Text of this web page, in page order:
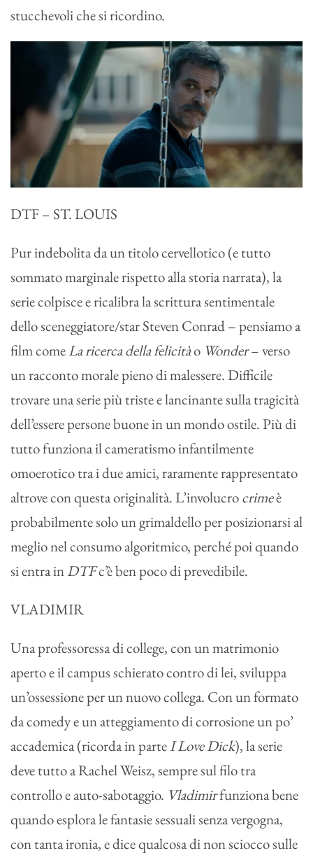
stucchevoli che si ricordino.
DTF – ST. LOUIS
Pur indebolita da un titolo cervellotico (e tutto
sommato marginale rispetto alla storia narrata), la
serie colpisce e ricalibra la scrittura sentimentale
dello sceneggiatore/star Steven Conrad – pensiamo a
film comeLa ricerca della felicitào Wonder– verso
un racconto morale pieno di malessere. Difficile
trovare una serie più triste e lancinante sulla tragicità
dell’essere persone buone in un mondo ostile. Più di
tutto funziona il cameratismo infantilmente
omoerotico tra i due amici, raramente rappresentato
altrove con questa originalità. L’involucrocrimeè
probabilmente solo un grimaldello per posizionarsi al
meglio nel consumo algoritmico, perché poi quando
si entra inDTFc’è ben poco di prevedibile.
VLADIMIR
Una professoressa di college, con un matrimonio
aperto e il campus schierato contro di lei, sviluppa
un’ossessione per un nuovo collega. Con un formato
da comedy e un atteggiamento di corrosione un po’
accademica (ricorda in parteI Love Dick), la serie
deve tutto a Rachel Weisz, sempre sul filo tra
controllo e auto-sabotaggio. Vladimirfunziona bene
quando esplora le fantasie sessuali senza vergogna,
con tanta ironia, e dice qualcosa di non sciocco sulle